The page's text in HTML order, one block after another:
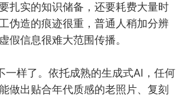
扎实的知识储备，还要耗费大量时
伪造的痕迹很重，普通人稍加分辨
假信息很难大范围传播。
样了。依托成熟的生成式AI，任何
做出贴合年代质感的老照片、复刻